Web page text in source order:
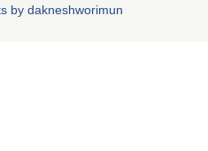
by dakneshworimun